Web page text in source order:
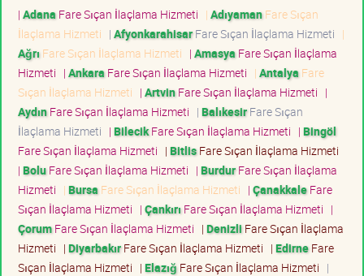
| Adana Fare Sıçan İlaçlama Hizmeti | AdıyamanFare Sıçan
İlaçlama Hizmeti | AfyonkarahisarFare Sıçan İlaçlama Hizmeti |
Ağrı Fare Sıçan İlaçlama Hizmeti | Amasya Fare Sıçan İlaçlama
Hizmeti | Ankara Fare Sıçan İlaçlama Hizmeti | Antalya Fare
Sıçan İlaçlama Hizmeti | ArtvinFare Sıçan İlaçlama Hizmeti |
AydınFare Sıçan İlaçlama Hizmeti | BalıkesirFare Sıçan
İlaçlama Hizmeti | BilecikFare Sıçan İlaçlama Hizmeti | Bingöl
Fare Sıçan İlaçlama Hizmeti | BitlisFare Sıçan İlaçlama Hizmeti
| BoluFare Sıçan İlaçlama Hizmeti | BurdurFare Sıçan İlaçlama
Hizmeti | Bursa Fare Sıçan İlaçlama Hizmeti | ÇanakkaleFare
Sıçan İlaçlama Hizmeti | Çankırı Fare Sıçan İlaçlama Hizmeti |
ÇorumFare Sıçan İlaçlama Hizmeti | Denizli Fare Sıçan İlaçlama
Hizmeti | DiyarbakırFare Sıçan İlaçlama Hizmeti | EdirneFare
Sıçan İlaçlama Hizmeti | Elazığ Fare Sıçan İlaçlama Hizmeti |